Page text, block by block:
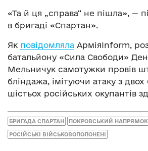
«Та й ця „справа“ не пішла», —
в бригаді «Спартан».
Як повідомляла АрміяInform,
батальйону «Сила Свободи»
Мельничук самотужки провів
бліндажа, імітуючи атаку з двох
шістьох російських окупантів
БРИГАДА СПАРТАН ПОКРОВСЬКИЙ НАПРЯМОК
РОСІЙСЬКІ ВІЙСЬКОВОПОЛОНЕНІ